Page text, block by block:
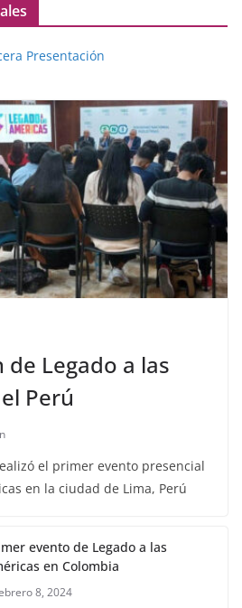
Presentación
Legado a las
Perú
el primer evento presencial
en la ciudad de Lima, Perú
evento de Legado a las
en Colombia
8, 2024